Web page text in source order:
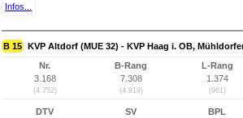
Infos...
B 15 KVP Altdorf (MUE 32) - KVP Haag i. OB,
Nr.
3.168
(4.752)
B-Rang
7.308
(4.919)
L-Rang
1.374
(961)
DTV
SV
BPL